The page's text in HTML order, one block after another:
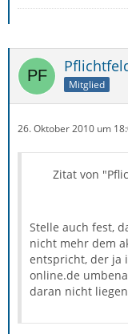
Mitglied
26. Oktober 2010 um
Zitat von
Stelle auch fest,
nicht mehr dem
entspricht, der ja
online.de
daran nicht